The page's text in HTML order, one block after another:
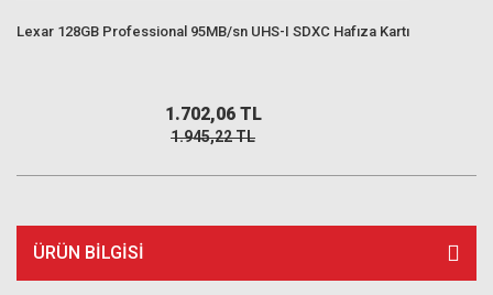
Lexar 128GB Professional 95MB/sn UHS-I SDXC Hafıza Kartı
1.702,06 TL
1.945,22 TL
ÜRÜN BILGISI